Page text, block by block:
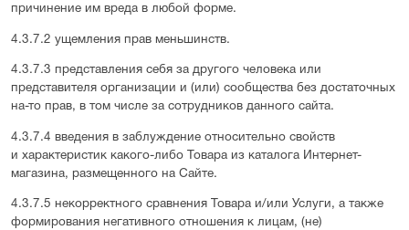
причинение им вреда в любой форме.
4.3.7.2 ущемления прав меньшинств.
4.3.7.3 представления себя за другого человека или
представителя организации и (или) сообщества без достаточных
на-то прав, в том числе за сотрудников данного сайта.
4.3.7.4 введения в заблуждение относительно свойств
и характеристик какого-либо Товара из каталога Интернет-
магазина, размещенного на Сайте.
4.3.7.5 некорректного сравнения Товара и/или Услуги, а также
формирования негативного отношения к лицам, (не)